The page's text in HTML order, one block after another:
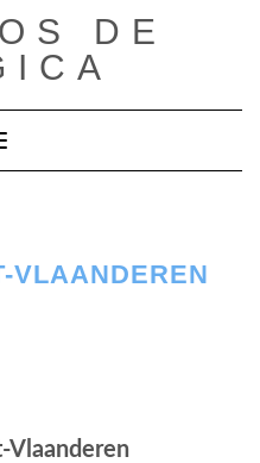
DE
modo de navegación
VLAANDEREN
Vlaanderen